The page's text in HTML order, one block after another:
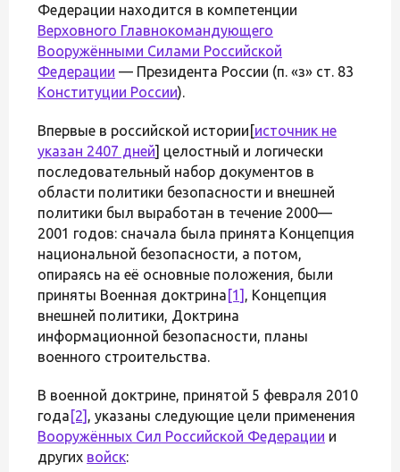
Федерации находится в компетенции
Верховного Главнокомандующего
Вооружёнными Силами Российской
Федерации — Президента России (п. «з» ст. 83
Конституции России).
Впервые в российской истории[источник не
указан 2407 дней] целостный и логически
последовательный набор документов в
области политики безопасности и внешней
политики был выработан в течение 2000—
2001 годов: сначала была принята Концепция
национальной безопасности, а потом,
опираясь на её основные положения, были
приняты Военная доктрина [1] , Концепция
внешней политики, Доктрина
информационной безопасности, планы
военного строительства.
В военной доктрине, принятой 5 февраля 2010
года [2] , указаны следующие цели применения
Вооружённых Сил Российской Федерации и
других войск: